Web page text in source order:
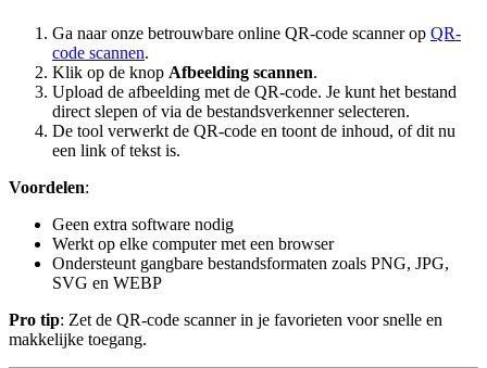
Ga naar onze betrouwbare online QR-code scanner op QR-
code scannen.
Klik op de knop Afbeelding scannen.
Upload de afbeelding met de QR-code. Je kunt het bestand
direct slepen of via de bestandsverkenner selecteren.
De tool verwerkt de QR-code en toont de inhoud, of dit nu
een link of tekst is.
Voordelen:
Geen extra software nodig
Werkt op elke computer met een browser
Ondersteunt gangbare bestandsformaten zoals PNG, JPG,
SVG en WEBP
Pro tip: Zet de QR-code scanner in je favorieten voor snelle en
makkelijke toegang.